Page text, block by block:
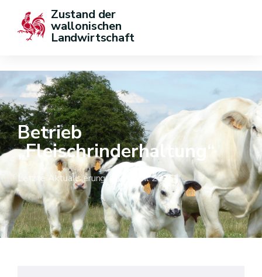
Zustand der
wallonischen
Landwirtschaft
Betrieb
„Fleischrinderhaltung“
Letzte Aktualisierung : 17 April 2026